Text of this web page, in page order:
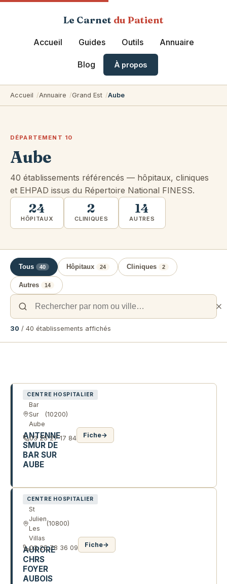
Le Carnet du Patient
Accueil Guides Outils Annuaire
Blog À propos
Accueil Annuaire Grand Est Aube
DÉPARTEMENT 10
Aube
40 établissements référencés — hôpitaux, cliniques
et EHPAD issus du Répertoire National FINESS.
24
HÔPITAUX
2
CLINIQUES
14
AUTRES
Tous 40 Hôpitaux 24 Cliniques 2
Autres 14
30 / 40 établissements affichés
Liste des établissements de santé
CENTRE HOSPITALIER
Bar
Sur
Aube
(10200)
ANTENNE
SMUR DE
BAR SUR
AUBE
03 25 27 17 84 Fiche→
CENTRE HOSPITALIER
St
Julien
Les
Villas
(10800)
AURORE
CHRS
FOYER
AUBOIS
03 25 78 36 09 Fiche→